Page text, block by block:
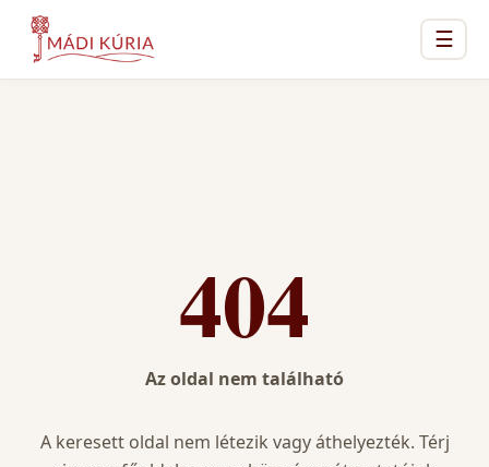
☰
404
Az oldal nem található
A keresett oldal nem létezik vagy áthelyezték. Térj